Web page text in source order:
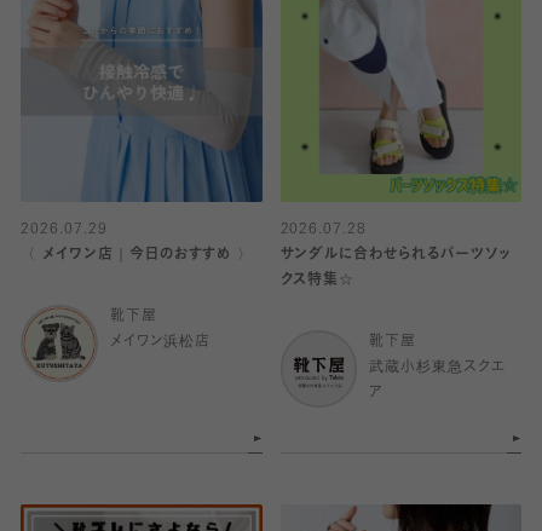
2026.07.29
〈 メイワン店｜今日のおすすめ 〉
靴下屋
メイワン浜松店
2026.07.28
サンダルに合わせられるパーツソッ
クス特集☆
靴下屋
武蔵小杉東急スクエ
ア